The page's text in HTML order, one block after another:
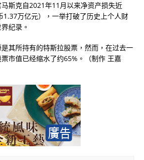
斯克自2021年11月以来净资产损失近
1.37万亿元），一举打破了历史上个人财
纪录。
其所持有的特斯拉股票，然而，在过去一
市值已经缩水了约65%。（制作 王嘉